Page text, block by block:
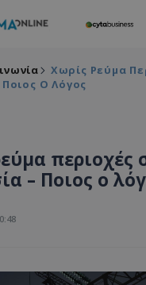
Χωρίς Ρεύμα
Ο Λόγος
περιοχές
– Ποιος ο